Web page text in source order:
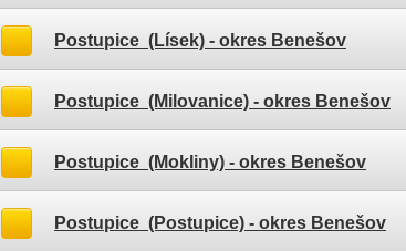
Postupice (Lísek) - okres Benešov
Postupice (Milovanice) - okres Benešov
Postupice (Mokliny) - okres Benešov
Postupice (Postupice) - okres Benešov